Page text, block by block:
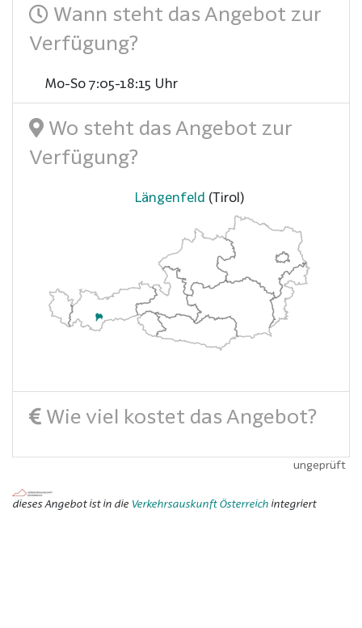
Wann steht das Angebot zur
Verfügung?
Mo-So 7:05-18:15 Uhr
Wo steht das Angebot zur
Verfügung?
Längenfeld (Tirol)
Wie viel kostet das Angebot?
ungeprüft
dieses Angebot ist in die Verkehrsauskunft Österreich integriert